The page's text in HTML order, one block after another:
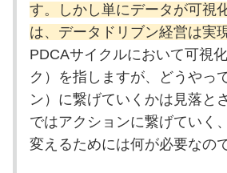
す。しかし単にデータが可視
は、データドリブン経営は実
PDCAサイクルにおいて可視
ク）を指しますが、どうやっ
ン）に繋げていくかは見落と
ではアクションに繋げていく
変えるためには何が必要なの